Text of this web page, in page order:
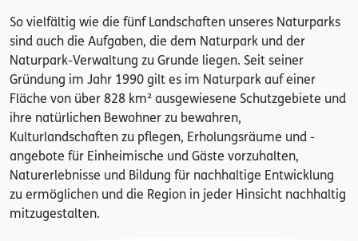
So vielfältig wie die fünf Landschaften unseres Naturparks
sind auch die Aufgaben, die dem Naturpark und der
Naturpark-Verwaltung zu Grunde liegen. Seit seiner
Gründung im Jahr 1990 gilt es im Naturpark auf einer
Fläche von über 828 km² ausgewiesene Schutzgebiete und
ihre natürlichen Bewohner zu bewahren,
Kulturlandschaften zu pflegen, Erholungsräume und -
angebote für Einheimische und Gäste vorzuhalten,
Naturerlebnisse und Bildung für nachhaltige Entwicklung
zu ermöglichen und die Region in jeder Hinsicht nachhaltig
mitzugestalten.